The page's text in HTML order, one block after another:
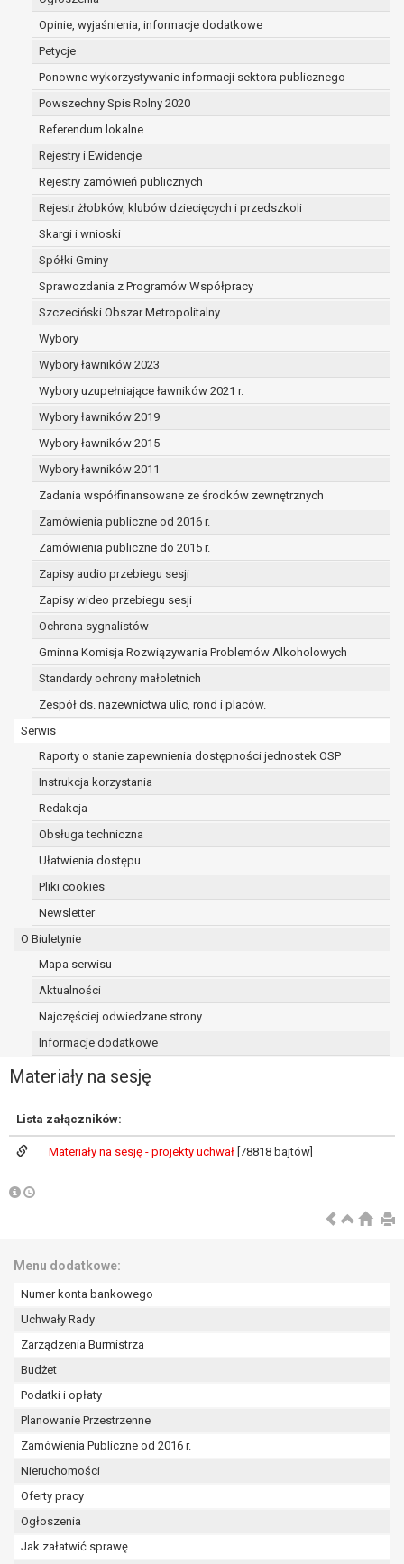
Opinie, wyjaśnienia, informacje dodatkowe
Petycje
Ponowne wykorzystywanie informacji sektora publicznego
Powszechny Spis Rolny 2020
Referendum lokalne
Rejestry i Ewidencje
Rejestry zamówień publicznych
Rejestr żłobków, klubów dziecięcych i przedszkoli
Skargi i wnioski
Spółki Gminy
Sprawozdania z Programów Współpracy
Szczeciński Obszar Metropolitalny
Wybory
Wybory ławników 2023
Wybory uzupełniające ławników 2021 r.
Wybory ławników 2019
Wybory ławników 2015
Wybory ławników 2011
Zadania współfinansowane ze środków zewnętrznych
Zamówienia publiczne od 2016 r.
Zamówienia publiczne do 2015 r.
Zapisy audio przebiegu sesji
Zapisy wideo przebiegu sesji
Ochrona sygnalistów
Gminna Komisja Rozwiązywania Problemów Alkoholowych
Standardy ochrony małoletnich
Zespół ds. nazewnictwa ulic, rond i placów.
Serwis
Raporty o stanie zapewnienia dostępności jednostek OSP
Instrukcja korzystania
Redakcja
Obsługa techniczna
Ułatwienia dostępu
Pliki cookies
Newsletter
O Biuletynie
Mapa serwisu
Aktualności
Najczęściej odwiedzane strony
Informacje dodatkowe
Materiały na sesję
Lista załączników:
Materiały na sesję - projekty uchwał [78818 bajtów]
Menu dodatkowe:
Numer konta bankowego
Uchwały Rady
Zarządzenia Burmistrza
Budżet
Podatki i opłaty
Planowanie Przestrzenne
Zamówienia Publiczne od 2016 r.
Nieruchomości
Oferty pracy
Ogłoszenia
Jak załatwić sprawę
dane są nieprawidłowe lub
niekompletne;
osobowych (tzw. prawo do bycia
zapomnianym) na podstawie art. 17 RODO,
w przypadku gdy:
dane nie są już niezbędne do celów,
sposób przetwarzane,
osoba, której dane dotyczą, wniosła
sprzeciw wobec przetwarzania
osoba, której dane dotyczą wycofała
osobowych, która jest podstawą
przetwarzania danych i nie ma innej
podstawy prawnej przetwarzania
dane osobowe przetwarzane są
niezgodnie z prawem,
dane osobowe muszą być usunięte w
celu wywiązania się z obowiązku
wynikającego z przepisów prawa;
prawo do żądania ograniczenia
przetwarzania danych osobowych na
podstawie art. 18 RODO, w przypadku gdy:
osoba, której dane dotyczą
kwestionuje prawidłowość danych
osobowych – na okres pozwalający
administratorowi sprawdzić
prawidłowość tych danych,
przetwarzanie danych jest niezgodne
z prawem, a osoba, której dane
dotyczą, sprzeciwia się usunięciu
danych, żądając w zamian ich
ograniczenia,
której dane dotyczą, potrzebuje ich do
ustalenia, obrony lub dochodzenia
osoba, której dane dotyczą, wniosła
sprzeciw wobec przetwarzania
danych - do czasu ustalenia czy
stronie administratora są nadrzędne
podstawie art. 20 RODO, w przypadku gdy
łącznie spełnione są następujące przesłanki:
przetwarzanie danych odbywa się na
podstawie umowy zawartej z osobą,
której dane dotyczą lub na podstawie
zgody wyrażonej przez tą osobę,
przetwarzanie odbywa się w sposób
prawo sprzeciwu wobec przetwarzania
danych na podstawie art. 21 RODO, wobec
przetwarzania danych osobowych, którego
wykonania zadania realizowanego w
niezbędność przetwarzania do celów
szczególną sytuacją. W razie wniesienia
podstaw do ustalenia, dochodzenia lub